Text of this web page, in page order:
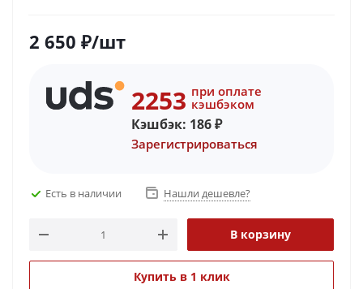
2 650 ₽/шт
2253 при оплате
кэшбэком
Кэшбэк: 186₽
Зарегистрироваться
Есть в наличии Нашли дешевле?
В корзину
Купить в 1 клик